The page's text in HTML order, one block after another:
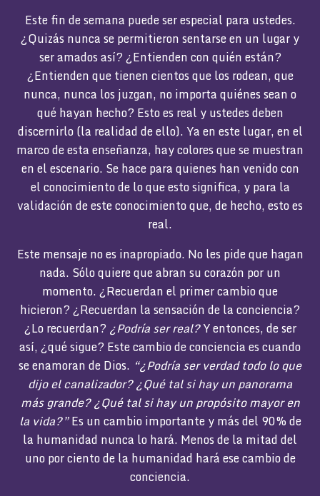
Este fin de semana puede ser especial para ustedes.
¿Quizás nunca se permitieron sentarse en un lugar y
ser amados así? ¿Entienden con quién están?
¿Entienden que tienen cientos que los rodean, que
nunca, nunca los juzgan, no importa quiénes sean o
qué hayan hecho? Esto es real y ustedes deben
discernirlo (la realidad de ello). Ya en este lugar, en el
marco de esta enseñanza, hay colores que se muestran
en el escenario. Se hace para quienes han venido con
el conocimiento de lo que esto significa, y para la
validación de este conocimiento que, de hecho, esto es
real.
Este mensaje no es inapropiado. No les pide que hagan
nada. Sólo quiere que abran su corazón por un
momento. ¿Recuerdan el primer cambio que
hicieron? ¿Recuerdan la sensación de la conciencia?
¿Lo recuerdan? ¿Podría ser real?Y entonces, de ser
así, ¿qué sigue? Este cambio de conciencia es cuando
se enamoran de Dios. “¿Podría ser verdad todo lo que
dijo el canalizador? ¿Qué tal si hay un panorama
más grande? ¿Qué tal si hay un propósito mayor en
la vida?”Es un cambio importante y más del 90% de
la humanidad nunca lo hará. Menos de la mitad del
uno por ciento de la humanidad hará ese cambio de
conciencia.